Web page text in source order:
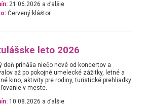
21.06.2026 a ďalšie
Červený kláštor
leto 2026
deň prináša niečo nové od koncertov a
až po pokojné umelecké zážitky, letné a
kino, aktivity pre rodiny, turistické prehliadky
v meste.
10.08.2026 a ďalšie